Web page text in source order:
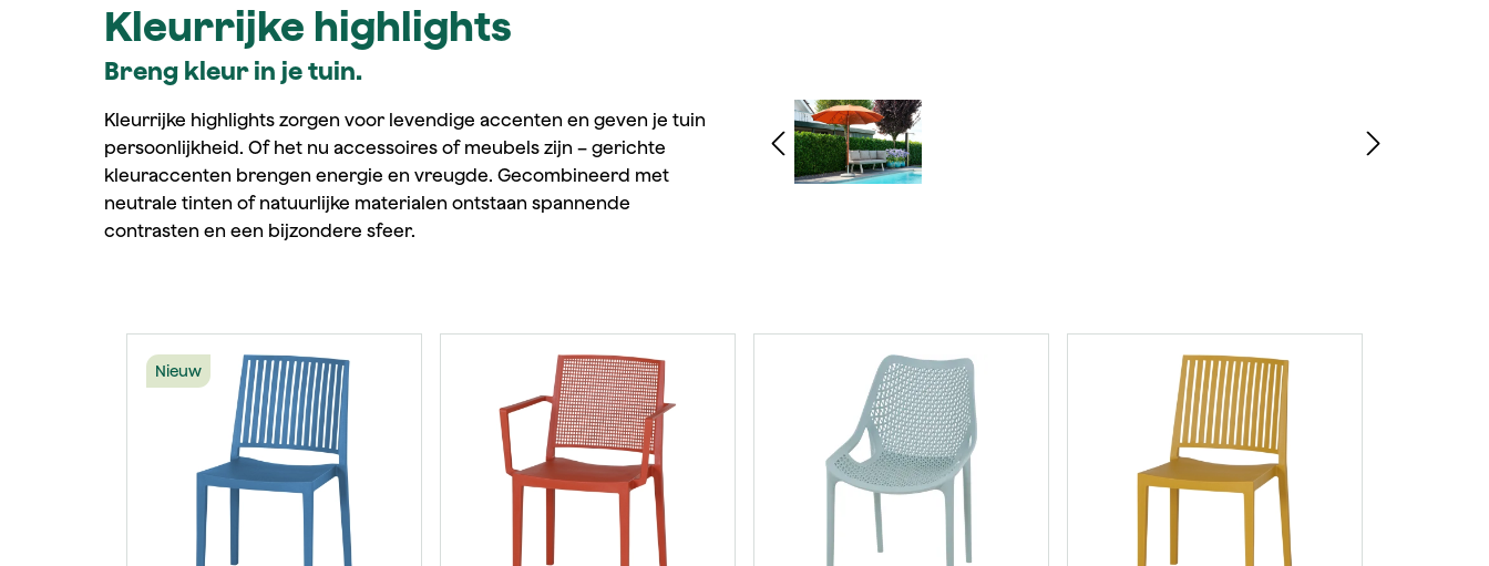
Kleurrijke highlights
Breng kleur in je tuin.
Kleurrijke highlights zorgen voor levendige accenten en geven je tuin
persoonlijkheid. Of het nu accessoires of meubels zijn – gerichte
kleuraccenten brengen energie en vreugde. Gecombineerd met
neutrale tinten of natuurlijke materialen ontstaan spannende
contrasten en een bijzondere sfeer.
Afbeeldingengalerij overslaan
Nieuw